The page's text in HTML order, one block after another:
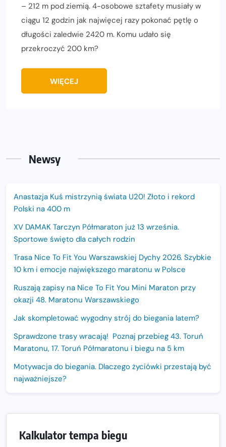
– 212 m pod ziemią. 4-osobowe sztafety musiały w
ciągu 12 godzin jak najwięcej razy pokonać pętlę o
długości zaledwie 2420 m. Komu udało się
przekroczyć 200 km?
WIĘCEJ
Newsy
Anastazja Kuś mistrzynią świata U20! Złoto i rekord
Polski na 400 m
XV DAMAK Tarczyn Półmaraton już 13 września.
Sportowe święto dla całych rodzin
Trasa Nice To Fit You Warszawskiej Dychy 2026. Szybkie
10 km i emocje największego maratonu w Polsce
Ruszają zapisy na Nice To Fit You Mini Maraton przy
okazji 48. Maratonu Warszawskiego
Jak skompletować wygodny strój do biegania latem?
Sprawdzone trasy wracają! Poznaj przebieg 43. Toruń
Maratonu, 17. Toruń Półmaratonu i biegu na 5 km
Motywacja do biegania. Dlaczego życiówki przestają być
najważniejsze?
Sprawdzony przebieg i profil stworzony do szybkiego
Kalkulator tempa biegu